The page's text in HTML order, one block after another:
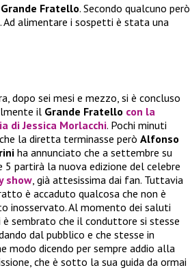
Grande Fratello. Secondo qualcuno però
. Ad alimentare i sospetti è stata una
dopo sei mesi e mezzo, si è concluso
il Grande Fratello con la
diJessica Morlacchi. Pochi minuti
la diretta terminasse però Alfonso
ha annunciato che a settembre su
5 partirà la nuova edizione del celebre
show, già attesissima dai fan. Tuttavia
è accaduto qualcosa che non è
inosservato. Al momento dei saluti
sembrato che il conduttore si stesse
dal pubblico e che stesse in
modo dicendo per sempre addio alla
che è sotto la sua guida da ormai